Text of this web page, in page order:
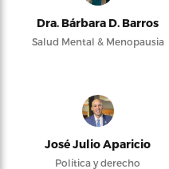
Dra. Bárbara D. Barros
Salud Mental & Menopausia
José Julio Aparicio
Política y derecho